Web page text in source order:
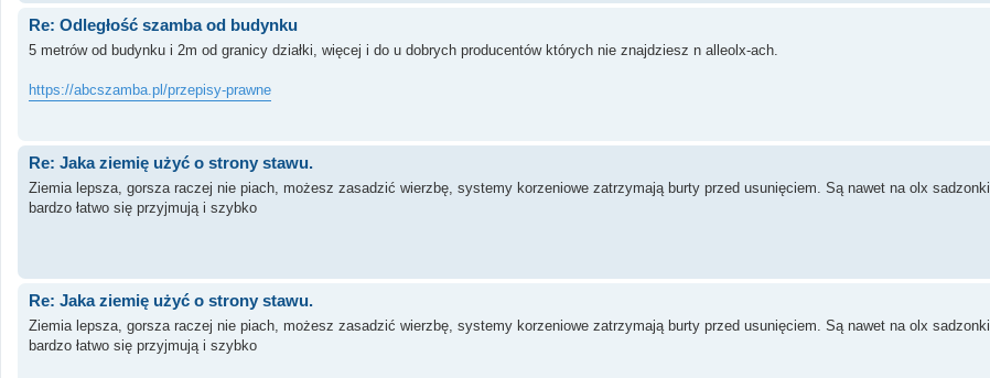
Re: Odległość szamba od budynku
5 metrów od budynku i 2m od granicy działki, więcej i do u dobrych producentów których nie znajdziesz n alleolx-ach.
https://abcszamba.pl/przepisy-prawne
Re: Jaka ziemię użyć o strony stawu.
Ziemia lepsza, gorsza raczej nie piach, możesz zasadzić wierzbę, systemy korzeniowe zatrzymają burty przed usunięciem. Są nawet na olx sadzonki,
bardzo łatwo się przyjmują i szybko
Re: Jaka ziemię użyć o strony stawu.
Ziemia lepsza, gorsza raczej nie piach, możesz zasadzić wierzbę, systemy korzeniowe zatrzymają burty przed usunięciem. Są nawet na olx sadzonki,
bardzo łatwo się przyjmują i szybko